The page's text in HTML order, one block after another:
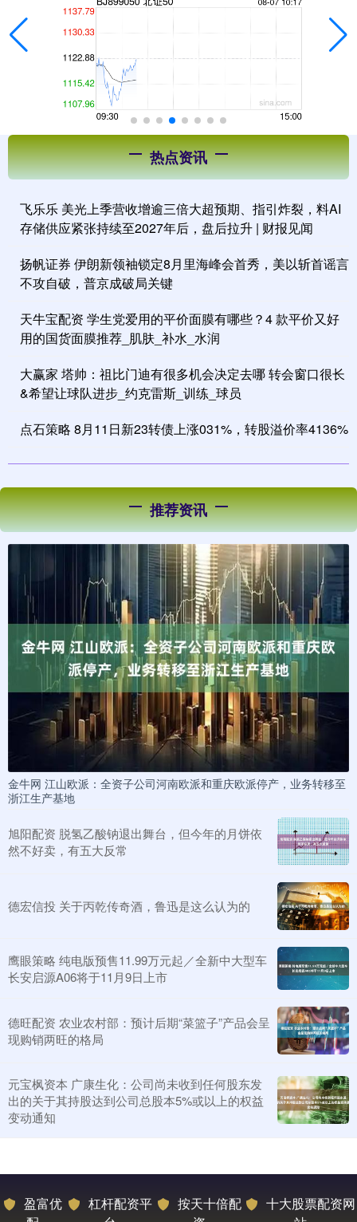
热点资讯
飞乐乐 美光上季营收增逾三倍大超预期、指引炸裂，料AI
存储供应紧张持续至2027年后，盘后拉升 | 财报见闻
扬帆证券 伊朗新领袖锁定8月里海峰会首秀，美以斩首谣言
不攻自破，普京成破局关键
天牛宝配资 学生党爱用的平价面膜有哪些？4 款平价又好
用的国货面膜推荐_肌肤_补水_水润
大赢家 塔帅：祖比门迪有很多机会决定去哪 转会窗口很长
&希望让球队进步_约克雷斯_训练_球员
点石策略 8月11日新23转债上涨031%，转股溢价率4136%
推荐资讯
金牛网 江山欧派：全资子公司河南欧派和重庆欧派停产，业务转移至
浙江生产基地
旭阳配资 脱氢乙酸钠退出舞台，但今年的月饼依
然不好卖，有五大反常
德宏信投 关于丙乾传奇酒，鲁迅是这么认为的
鹰眼策略 纯电版预售11.99万元起／全新中大型车
长安启源A06将于11月9日上市
德旺配资 农业农村部：预计后期“菜篮子”产品会呈
现购销两旺的格局
元宝枫资本 广康生化：公司尚未收到任何股东发
出的关于其持股达到公司总股本5%或以上的权益
变动通知
盈富优
杠杆配资平
按天十倍配
十大股票配资网